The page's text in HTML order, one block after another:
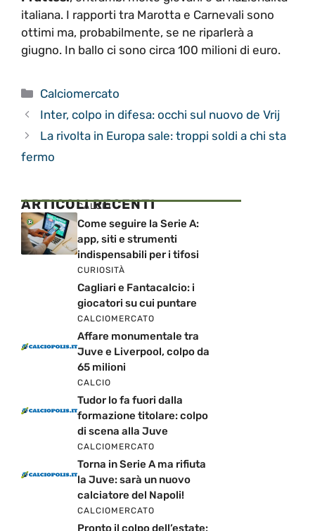
italiana. I rapporti tra Marotta e Carnevali sono
ottimi ma, probabilmente, se ne riparlerà a
giugno. In ballo ci sono circa 100 milioni di euro.
Categorie
Calciomercato
Inter, colpo in difesa: occhi sul nuovo de Vrij
La rivolta in Europa sale: troppi soldi a chi sta
fermo
ARTICOLI RECENTI
CALCIO
Come seguire la Serie A:
app, siti e strumenti
indispensabili per i tifosi
CURIOSITÀ
Cagliari e Fantacalcio: i
giocatori su cui puntare
CALCIOMERCATO
Affare monumentale tra
Juve e Liverpool, colpo da
65 milioni
CALCIO
Tudor lo fa fuori dalla
formazione titolare: colpo
di scena alla Juve
CALCIOMERCATO
Torna in Serie A ma rifiuta
la Juve: sarà un nuovo
calciatore del Napoli!
CALCIOMERCATO
Pronto il colpo dell’estate: